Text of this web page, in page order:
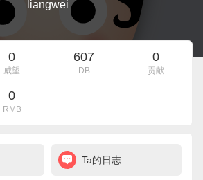
liangwei
0
威望
607
DB
0
贡献
0
RMB
Ta的日志